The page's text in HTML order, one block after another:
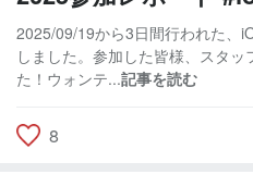
2025/09/19から3日間行われた、
しました。参加した皆様、スタ
た！ウォンテ...記事を読む
8